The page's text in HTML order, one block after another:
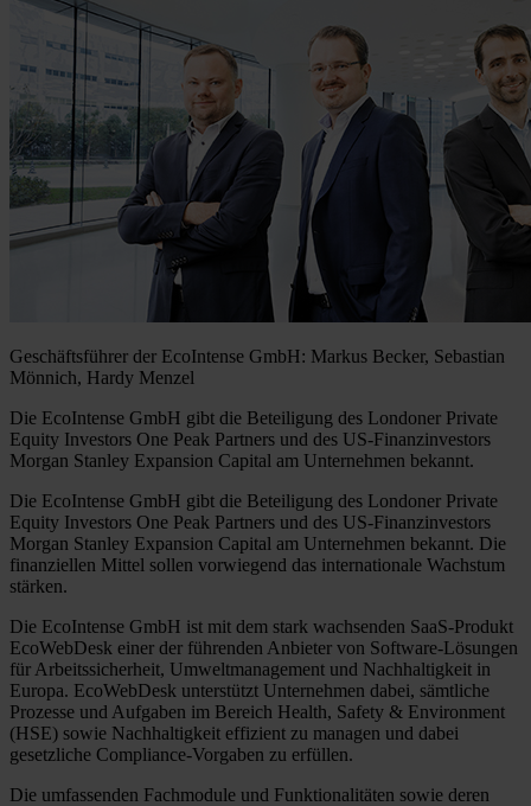
Geschäftsführer der EcoIntense GmbH: Markus Becker, Sebastian
Mönnich, Hardy Menzel
Die EcoIntense GmbH gibt die Beteiligung des Londoner Private
Equity Investors One Peak Partners und des US-Finanzinvestors
Morgan Stanley Expansion Capital am Unternehmen bekannt.
Die EcoIntense GmbH gibt die Beteiligung des Londoner Private
Equity Investors One Peak Partners und des US-Finanzinvestors
Morgan Stanley Expansion Capital am Unternehmen bekannt. Die
finanziellen Mittel sollen vorwiegend das internationale Wachstum
stärken.
Die EcoIntense GmbH ist mit dem stark wachsenden SaaS-Produkt
EcoWebDesk einer der führenden Anbieter von Software-Lösungen
für Arbeitssicherheit, Umweltmanagement und Nachhaltigkeit in
Europa. EcoWebDesk unterstützt Unternehmen dabei, sämtliche
Prozesse und Aufgaben im Bereich Health, Safety & Environment
(HSE) sowie Nachhaltigkeit effizient zu managen und dabei
gesetzliche Compliance-Vorgaben zu erfüllen.
Die umfassenden Fachmodule und Funktionalitäten sowie deren